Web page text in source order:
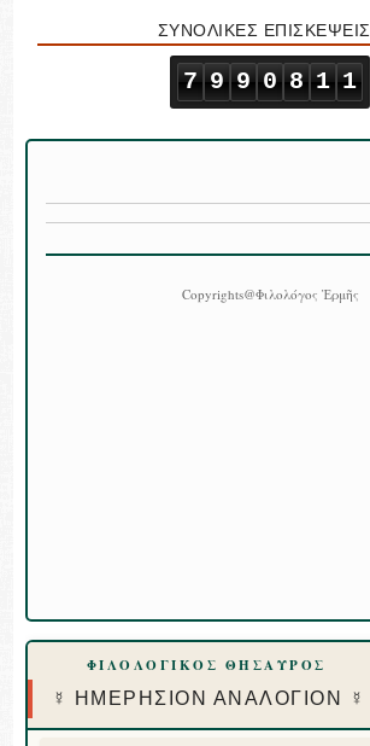
ΣΥΝΟΛΙΚΕΣ ΕΠΙΣΚΕΨΕΙΣ
7 9 9 0 8 1 1
Copyrights@Φιλολόγος Ἑρμῆς
ΦΙΛΟΛΟΓΙΚΟΣ ΘΗΣΑΥΡΟΣ
☿ ΗΜΕΡΗΣΙΟΝ ΑΝΑΛΟΓΙΟΝ ☿